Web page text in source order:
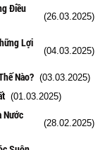
Điều
(26.03.2025)
Lợi
(04.03.2025)
Nào? (03.03.2025)
(01.03.2025)
Nước
(28.02.2025)